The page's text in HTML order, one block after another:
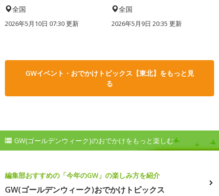
全国
2026年5月10日 07:30 更新
全国
2026年5月9日 20:35 更新
GWイベント・おでかけトピックス【東北】をもっと見
る
GW(ゴールデンウィーク)のおでかけをもっと楽しむ
編集部おすすめの「今年のGW」の楽しみ方を紹介
GW(ゴールデンウィーク)おでかけトピックス